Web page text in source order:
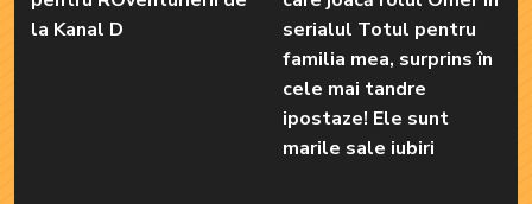
la Kanal D
serialul Totul pentru
familia mea, surprins în
cele mai tandre
ipostaze! Ele sunt
marile sale iubiri